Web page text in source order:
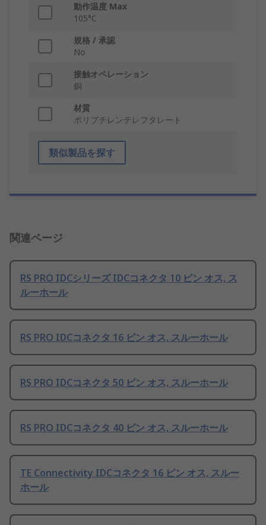
動作温度 Max
105°C
規格 / 承認
No
接触オペレーション
銅
材質
ポリブチレンテレフタレート
類似製品を探す
関連ページ
RS PRO IDCシリーズ IDCコネクタ 10 ピン オス, ス
ルーホール
RS PRO IDCコネクタ 16 ピン オス, スルーホール
RS PRO IDCコネクタ 50 ピン オス, スルーホール
RS PRO IDCコネクタ 40 ピン オス, スルーホール
TE Connectivity IDCコネクタ 16 ピン オス, スルー
ホール